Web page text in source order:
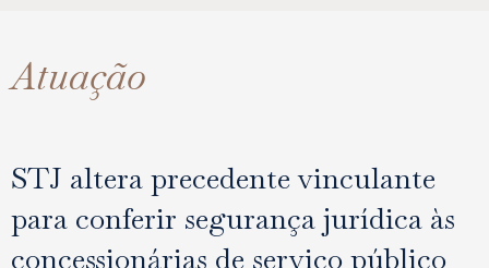
Atuação
STJ altera precedente vinculante
para conferir segurança jurídica às
concessionárias de serviço público